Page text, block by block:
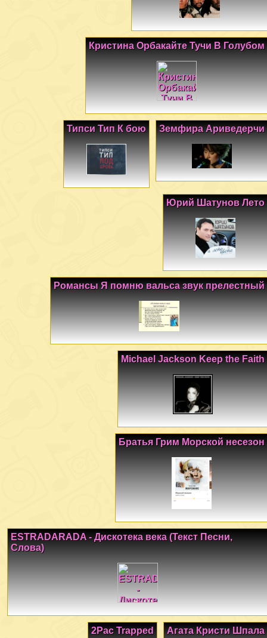
Кристина Орбакайте Тучи В Голубом
Земфира Ариведерчи
Типси Тип К бою
Юрий Шатунов Лето
Романсы Я помню вальса звук прелестный
Michael Jackson Keep the Faith
Братья Грим Морской несезон
ESTRADARADA - Дискотека века (Текст Песни,
Слова)
Агата Кристи Шпала
2Pac Trapped